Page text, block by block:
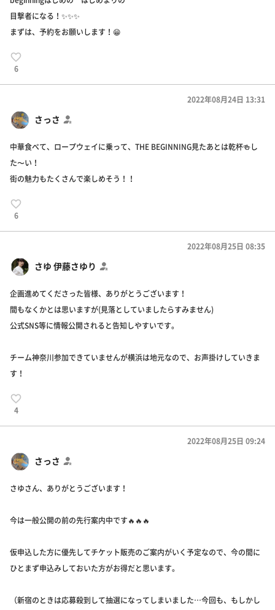
目撃者になる！✨✨✨
まずは、予約をお願いします！😁
6
さっさ
2022年08月24日 13:31
中華食べて、ロープウェイに乗って、THE BEGINNING見たあとは乾杯🍻し
た〜い！
街の魅力もたくさんで楽しめそう！！
6
さゆ 伊藤さゆり
2022年08月25日 08:35
企画進めてくださった皆様、ありがとうございます！
間もなくかとは思いますが(見落としていましたらすみません)
公式SNS等に情報公開されると告知しやすいです。
チーム神奈川参加できていませんが横浜は地元なので、お声掛けしていきま
す！
4
さっさ
2022年08月25日 09:24
さゆさん、ありがとうございます！
今は一般公開の前の先行案内中です🔥🔥🔥
仮申込した方に優先してチケット販売のご案内がいく予定なので、今の間に
ひとまず申込みしておいた方がお得だと思います。
（新宿のときは応募殺到して抽選になってしまいました…今回も、もしかし